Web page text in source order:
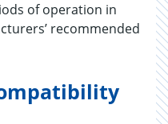
of operation in
recommended